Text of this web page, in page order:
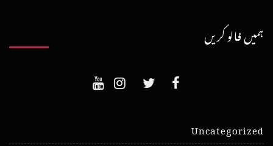
ہمیں فالو کریں
Uncategorized